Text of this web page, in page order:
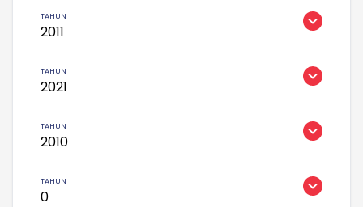
2011
2021
2010
0